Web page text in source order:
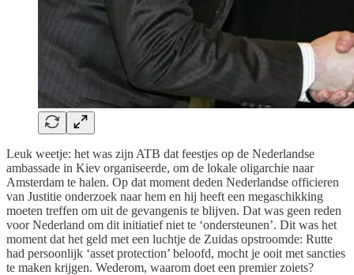
Leuk weetje: het was zijn ATB dat feestjes op de Nederlandse
ambassade in Kiev organiseerde, om de lokale oligarchie naar
Amsterdam te halen. Op dat moment deden Nederlandse officieren
van Justitie onderzoek naar hem en hij heeft een megaschikking
moeten treffen om uit de gevangenis te blijven. Dat was geen reden
voor Nederland om dit initiatief niet te ‘ondersteunen’. Dit was het
moment dat het geld met een luchtje de Zuidas opstroomde: Rutte
had persoonlijk ‘asset protection’ beloofd, mocht je ooit met sancties
te maken krijgen. Wederom, waarom doet een premier zoiets?